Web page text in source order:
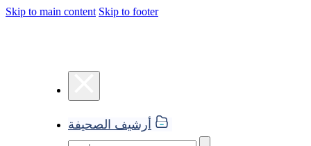
Skip to main content Skip to footer
أرشيف الصحيفة